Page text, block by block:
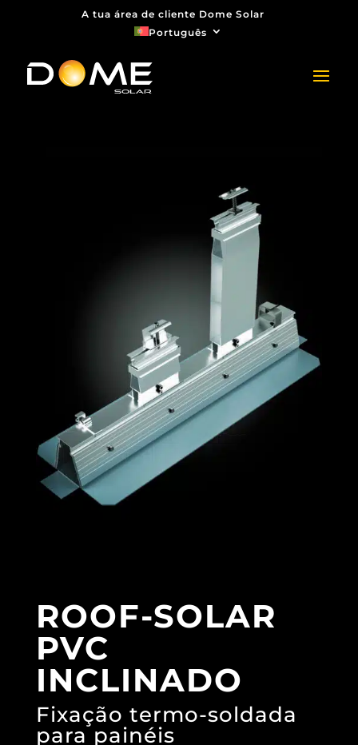
A tua área de cliente Dome Solar
Português
ROOF-SOLAR
PVC
INCLINADO
Fixação termo-soldada
para painéis